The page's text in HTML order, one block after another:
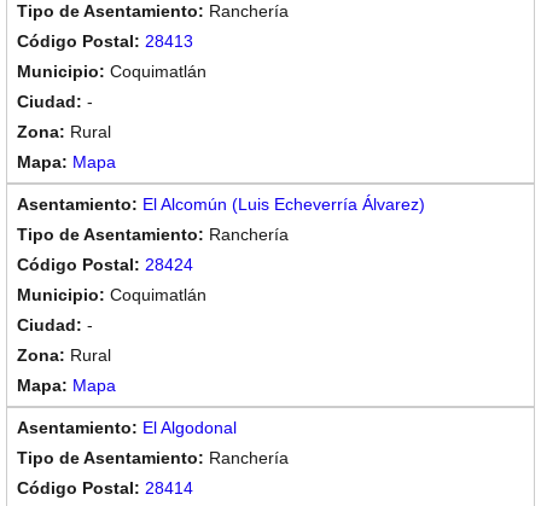
Ranchería
28413
Coquimatlán
-
Rural
Mapa
El Alcomún (Luis Echeverría Álvarez)
Ranchería
28424
Coquimatlán
-
Rural
Mapa
El Algodonal
Ranchería
28414